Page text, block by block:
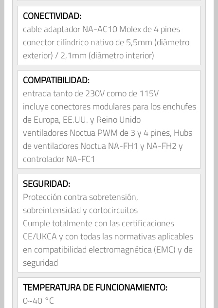
CONECTIVIDAD:
cable adaptador NA-AC10 Molex de 4 pines
conector cilíndrico nativo de 5,5mm (diámetro
exterior) / 2,1mm (diámetro interior)
COMPATIBILIDAD:
entrada tanto de 230V como de 115V
incluye conectores modulares para los enchufes
de Europa, EE.UU. y Reino Unido
ventiladores Noctua PWM de 3 y 4 pines, Hubs
de ventiladores Noctua NA-FH1 y NA-FH2 y
controlador NA-FC1
SEGURIDAD:
Protección contra sobretensión,
sobreintensidad y cortocircuitos
Cumple totalmente con las certificaciones
CE/UKCA y con todas las normativas aplicables
en compatibilidad electromagnética (EMC) y de
seguridad
TEMPERATURA DE FUNCIONAMIENTO:
0~40 °C